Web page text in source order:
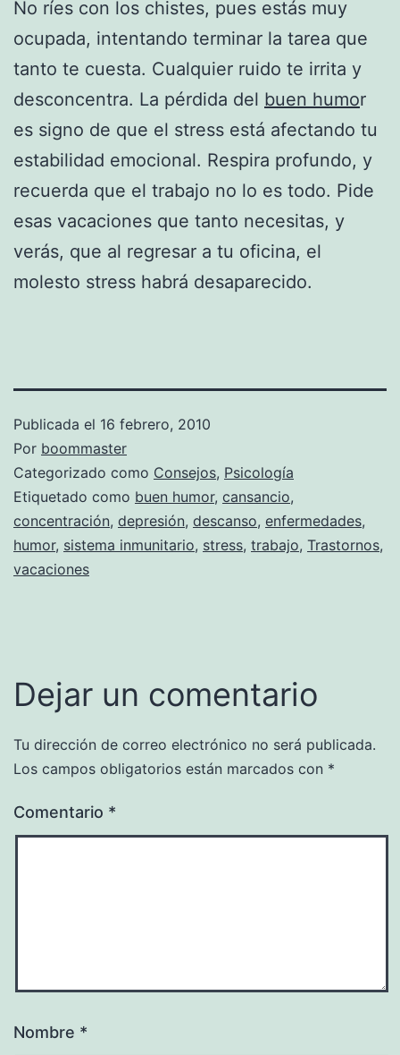
No ríes con los chistes, pues estás muy
ocupada, intentando terminar la tarea que
tanto te cuesta. Cualquier ruido te irrita y
desconcentra. La pérdida del buen humor
es signo de que el stress está afectando tu
estabilidad emocional. Respira profundo, y
recuerda que el trabajo no lo es todo. Pide
esas vacaciones que tanto necesitas, y
verás, que al regresar a tu oficina, el
molesto stress habrá desaparecido.
Publicada el 16 febrero, 2010
Por boommaster
Categorizado como Consejos, Psicología
Etiquetado como buen humor, cansancio,
concentración, depresión, descanso, enfermedades,
humor, sistema inmunitario, stress, trabajo, Trastornos,
vacaciones
Dejar un comentario
Tu dirección de correo electrónico no será publicada.
Los campos obligatorios están marcados con *
Comentario *
Nombre *